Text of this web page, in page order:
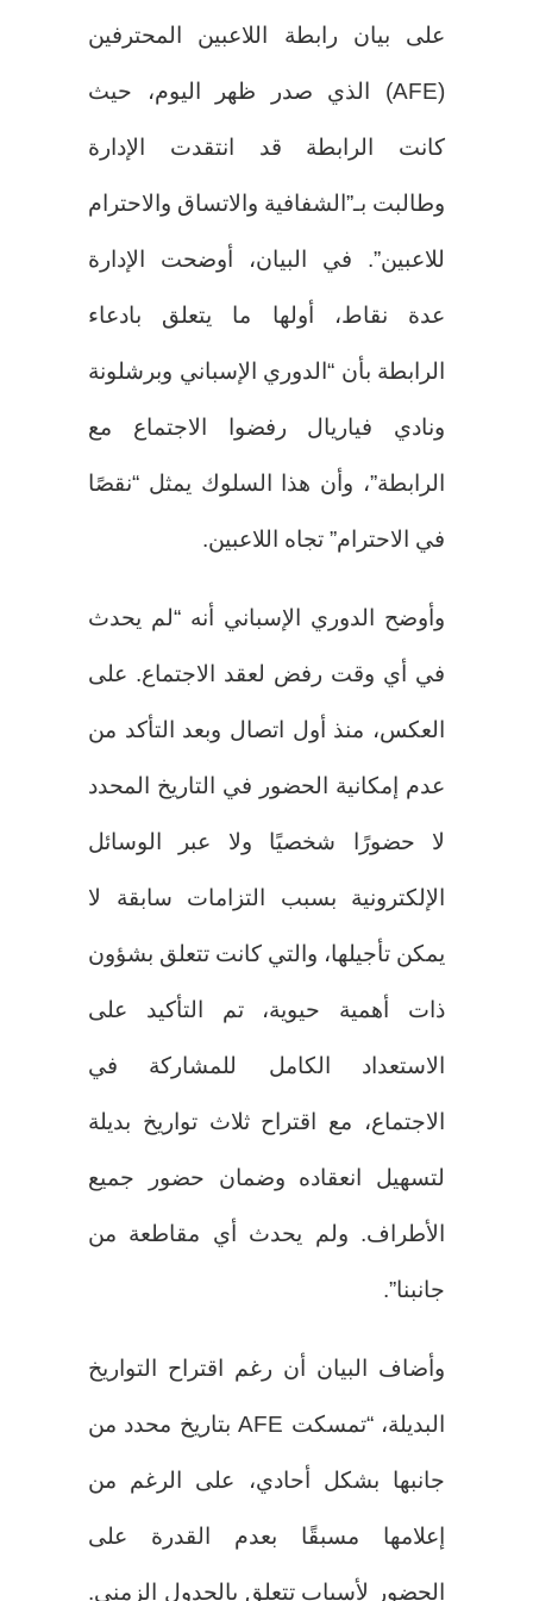
على بيان رابطة اللاعبين المحترفين
(AFE) الذي صدر ظهر اليوم، حيث
كانت الرابطة قد انتقدت الإدارة
وطالبت بـ”الشفافية والاتساق والاحترام
للاعبين”. في البيان، أوضحت الإدارة
عدة نقاط، أولها ما يتعلق بادعاء
الرابطة بأن “الدوري الإسباني وبرشلونة
ونادي فياريال رفضوا الاجتماع مع
الرابطة”، وأن هذا السلوك يمثل “نقصًا
في الاحترام” تجاه اللاعبين.
وأوضح الدوري الإسباني أنه “لم يحدث
في أي وقت رفض لعقد الاجتماع. على
العكس، منذ أول اتصال وبعد التأكد من
عدم إمكانية الحضور في التاريخ المحدد
لا حضورًا شخصيًا ولا عبر الوسائل
الإلكترونية بسبب التزامات سابقة لا
يمكن تأجيلها، والتي كانت تتعلق بشؤون
ذات أهمية حيوية، تم التأكيد على
الاستعداد الكامل للمشاركة في
الاجتماع، مع اقتراح ثلاث تواريخ بديلة
لتسهيل انعقاده وضمان حضور جميع
الأطراف. ولم يحدث أي مقاطعة من
جانبنا”.
وأضاف البيان أن رغم اقتراح التواريخ
البديلة، “تمسكت AFE بتاريخ محدد من
جانبها بشكل أحادي، على الرغم من
إعلامها مسبقًا بعدم القدرة على
الحضور لأسباب تتعلق بالجدول الزمني.